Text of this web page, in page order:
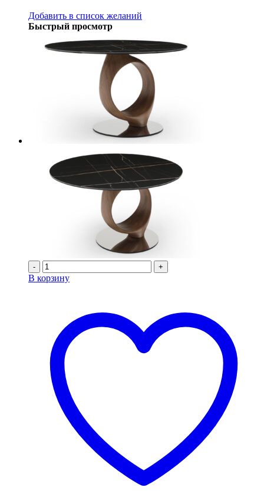
Добавить в список желаний
Быстрый просмотр
- +
В корзину